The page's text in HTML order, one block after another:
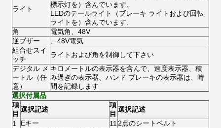
ライト
標示灯を）含んでいます、
LEDのテールライト（ブレーキ ライトおよび回転
ライトを）含んでいます、
角
電気角、48V
逆ブザー
、48V電気
組合せスイ
ッチ
ライトおよび角を制御して下さい
デジタル メ
ートル（任
意）
キロメートルの表示器を含んで、速度表示器、積
み過ぎの表示器、ハンド ブレーキの表示器は、時
間を記録します
選択付属品
項
目
選択記述
項
目
選択記述
1
Eキー 11 2点のシートベルト